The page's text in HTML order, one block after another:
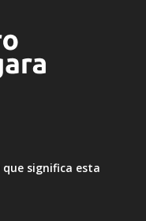
que significa esta